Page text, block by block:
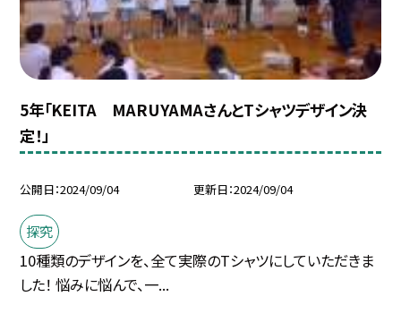
5年「KEITA MARUYAMAさんとTシャツデザイン決
定！」
公開日 2024/09/04 更新日 2024/09/04
探究
10種類のデザインを、全て実際のTシャツにしていただきま
した！ 悩みに悩んで、一...